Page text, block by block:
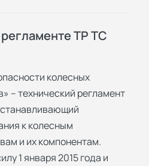
ТР ТС
колесных
– технический регламент
к колесным
и их компонентам.
1 января 2015 года и